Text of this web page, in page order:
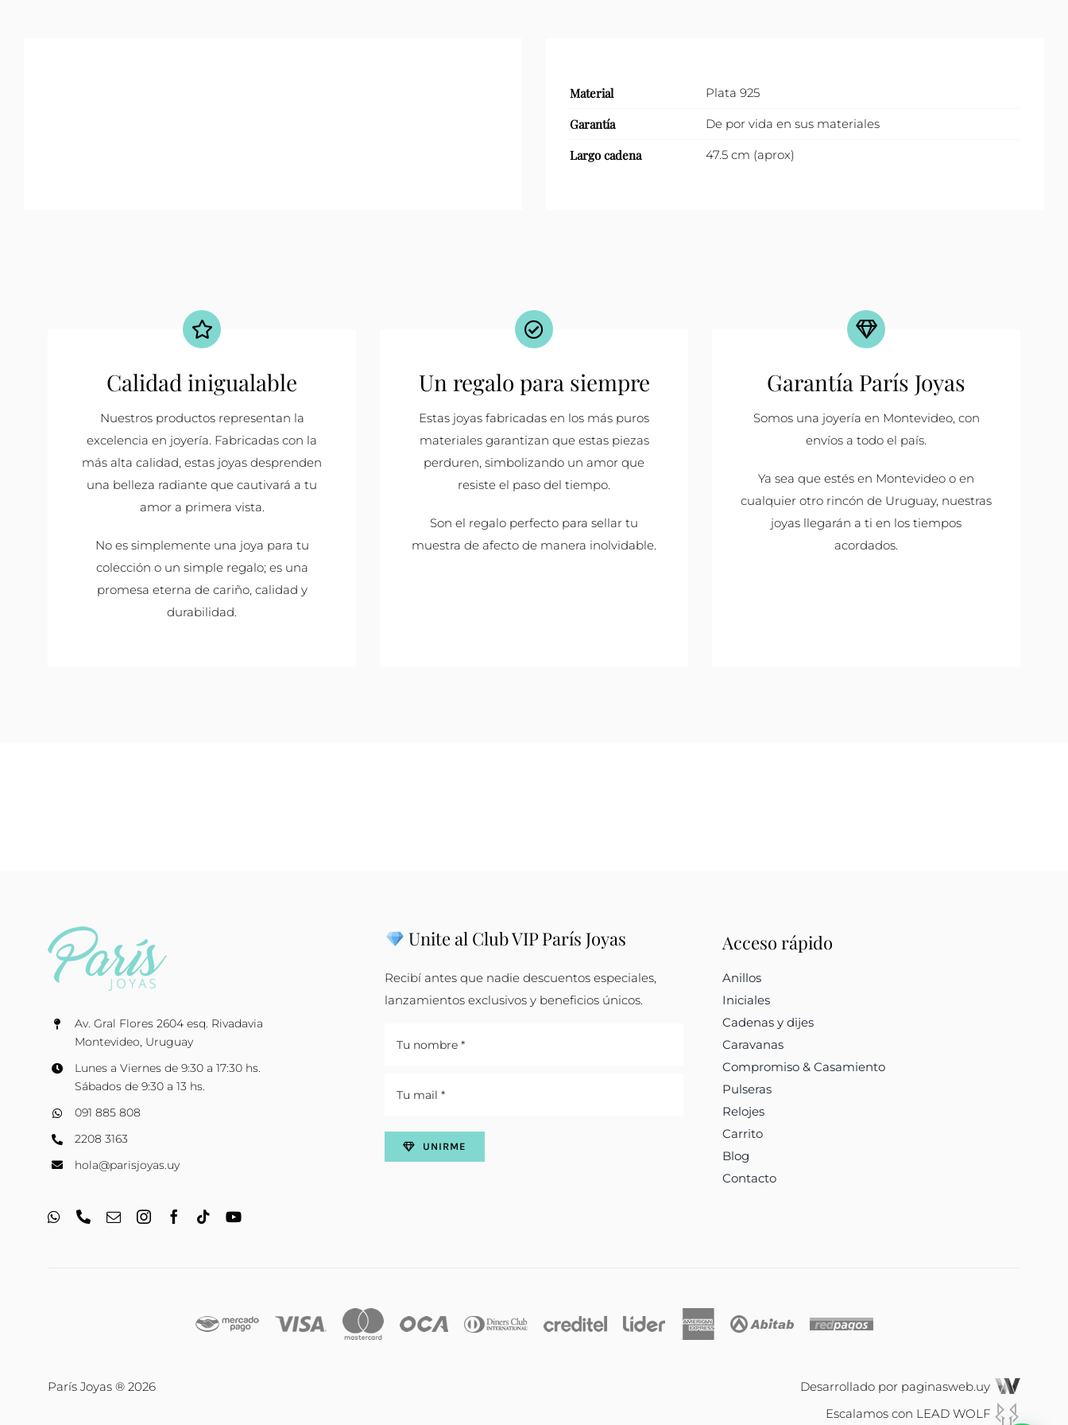
Material Plata 925
Garantía De por vida en sus materiales
Largo cadena 47.5 cm (aprox)
Calidad inigualable
Nuestros productos representan la
excelencia en joyería. Fabricadas con la
más alta calidad, estas joyas desprenden
una belleza radiante que cautivará a tu
amor a primera vista.
No es simplemente una joya para tu
colección o un simple regalo; es una
promesa eterna de cariño, calidad y
durabilidad.
Un regalo para siempre
Estas joyas fabricadas en los más puros
materiales garantizan que estas piezas
perduren, simbolizando un amor que
resiste el paso del tiempo.
Son el regalo perfecto para sellar tu
muestra de afecto de manera inolvidable.
Garantía París Joyas
Somos una joyería en Montevideo, con
envíos a todo el país.
Ya sea que estés en Montevideo o en
cualquier otro rincón de Uruguay, nuestras
joyas llegarán a ti en los tiempos
acordados.
Av. Gral Flores 2604 esq. Rivadavia
Montevideo, Uruguay
Lunes a Viernes de 9:30 a 17:30 hs.
Sábados de 9:30 a 13 hs.
091 885 808
2208 3163
hola@parisjoyas.uy
Unite al Club VIP París Joyas
Recibí antes que nadie descuentos especiales,
lanzamientos exclusivos y beneficios únicos.
UNIRME
Acceso rápido
Anillos
Iniciales
Cadenas y dijes
Caravanas
Compromiso & Casamiento
Pulseras
Relojes
Carrito
Blog
Contacto
París Joyas ® 2026 Desarrollado por paginasweb.uy
Escalamos con LEAD WOLF